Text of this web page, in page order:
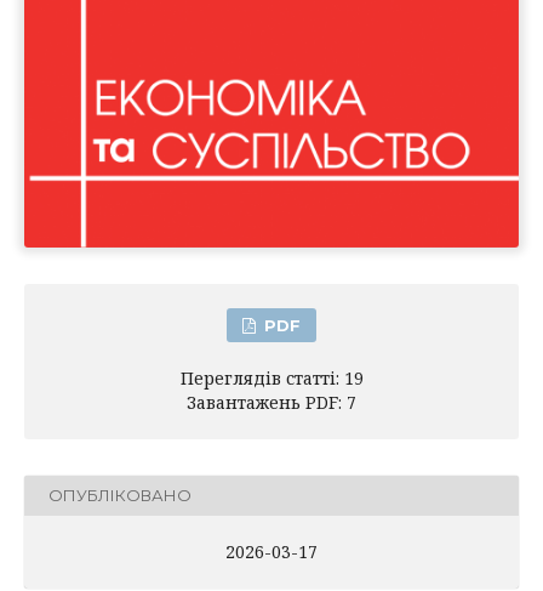
PDF
Переглядів статті: 19
Завантажень PDF: 7
ОПУБЛІКОВАНО
2026-03-17